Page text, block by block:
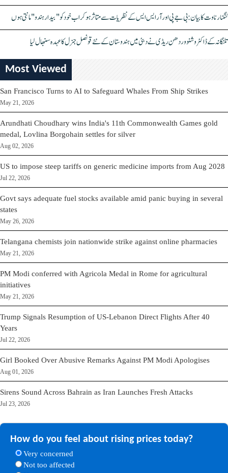
کنگنا رناوت کا بیان: بی جے پی اور آر ایس ایس کے نظریات سے متاثر ہو کر اب خود کو "بیدار ہندو" مانتی ہوں
تلنگانہ کے ڈاکٹر وشنو وردھن ریڈی نے دبئی میں ہندوستان کے نئے قونصل جنرل کا عہدہ سنبھال لیا
Most Viewed
San Francisco Turns to AI to Safeguard Whales From Ship Strikes
May 21, 2026
Arundhati Choudhary wins India's 11th Commonwealth Games gold
medal, Lovlina Borgohain settles for silver
Aug 02, 2026
US to impose steep tariffs on generic medicine imports from Aug 2028
Jul 22, 2026
Govt says adequate fuel stocks available amid panic buying in several
states
May 26, 2026
Telangana chemists join nationwide strike against online pharmacies
May 21, 2026
PM Modi conferred with Agricola Medal in Rome for agricultural
initiatives
May 21, 2026
Trump Signals Resumption of US-Lebanon Direct Flights After 40
Years
Jul 22, 2026
Girl Booked Over Abusive Remarks Against PM Modi Apologises
Aug 01, 2026
Sirens Sound Across Bahrain as Iran Launches Fresh Attacks
Jul 23, 2026
How do you feel about rising prices today?
Very concerned
Not too affected